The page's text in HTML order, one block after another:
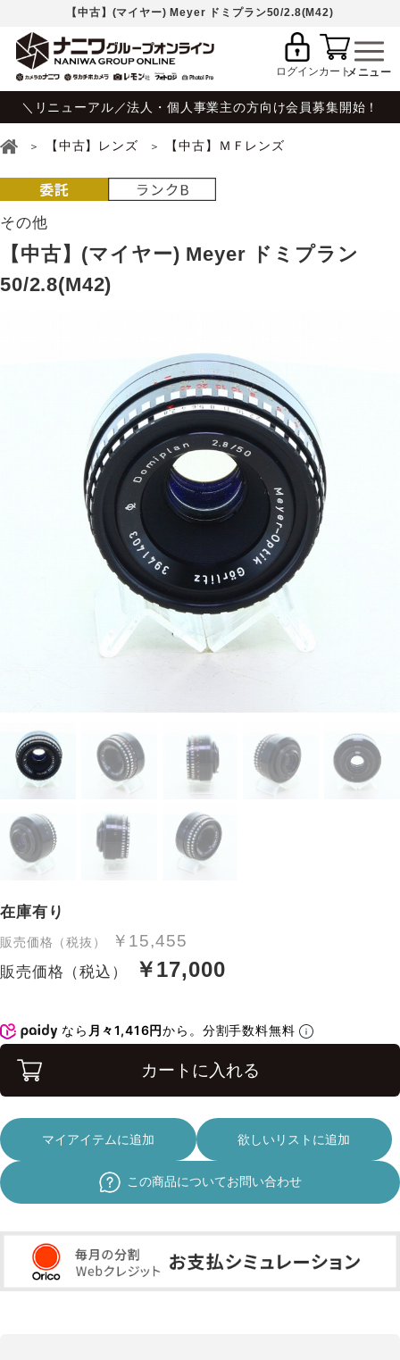
【中古】(マイヤー) Meyer ドミプラン50/2.8(M42)
ログインカート
＼リニューアル／法人・個人事業主の方向け会員募集開始！
【中古】レンズ 【中古】ＭＦレンズ
その他
【中古】(マイヤー) Meyer ドミプラン
50/2.8(M42)
在庫有り
販売価格（税抜） ￥15,455
販売価格（税込） ￥17,000
なら 月々1,416円から。分割手数料無料
カートに入れる
マイアイテムに追加 欲しいリストに追加
この商品についてお問い合わせ